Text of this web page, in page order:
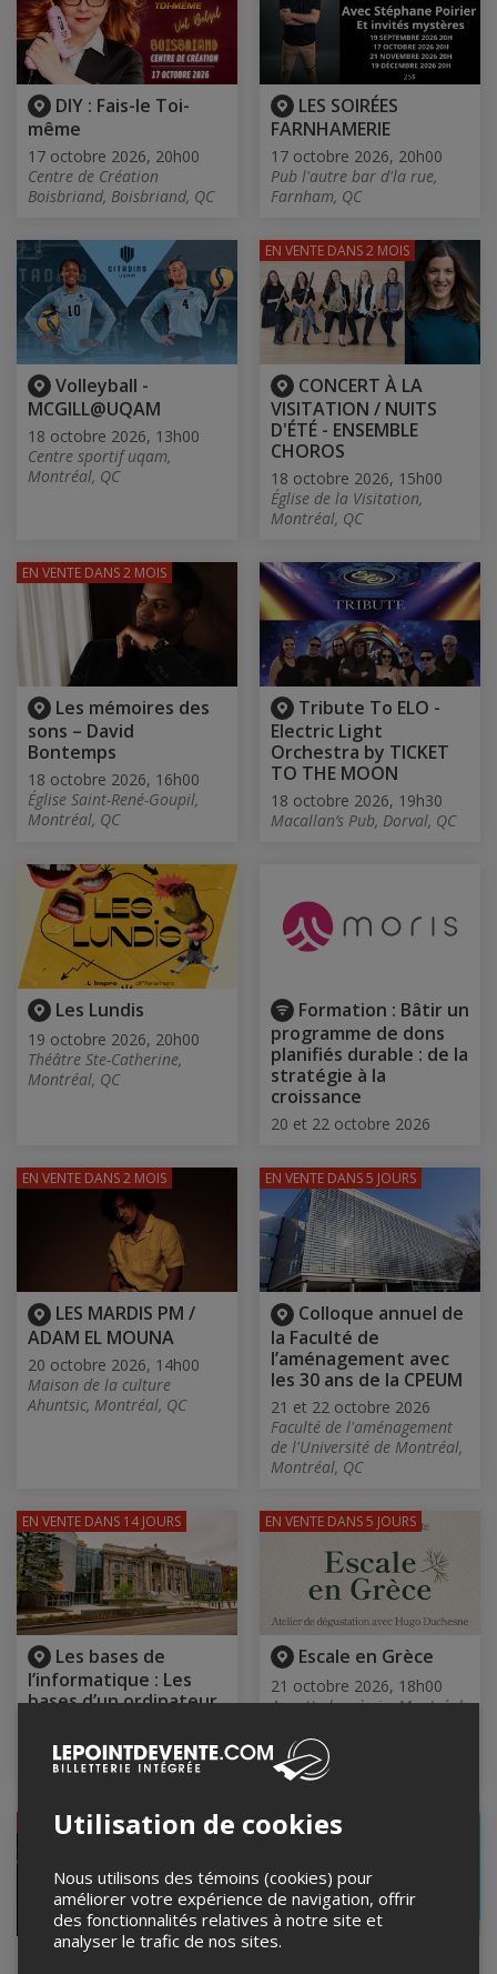
DIY : Fais-le Toi-
même
17 octobre 2026, 20h00
Centre de Création
Boisbriand, Boisbriand, QC
LES SOIRÉES
FARNHAMERIE
17 octobre 2026, 20h00
Pub l'autre bar d'la rue,
Farnham, QC
Volleyball -
MCGILL@UQAM
18 octobre 2026, 13h00
Centre sportif uqam,
Montréal, QC
CONCERT À LA
VISITATION / NUITS
D'ÉTÉ - ENSEMBLE
CHOROS
18 octobre 2026, 15h00
Église de la Visitation,
Montréal, QC
EN VENTE DANS 2 MOIS
Les mémoires des
sons – David
Bontemps
18 octobre 2026, 16h00
Église Saint-René-Goupil,
Montréal, QC
EN VENTE DANS 2 MOIS
Tribute To ELO -
Electric Light
Orchestra by TICKET
TO THE MOON
18 octobre 2026, 19h30
Macallan’s Pub, Dorval, QC
Les Lundis
19 octobre 2026, 20h00
Théâtre Ste-Catherine,
Montréal, QC
Formation : Bâtir un
programme de dons
planifiés durable : de la
stratégie à la
croissance
20 et 22 octobre 2026
LES MARDIS PM /
ADAM EL MOUNA
20 octobre 2026, 14h00
Maison de la culture
Ahuntsic, Montréal, QC
EN VENTE DANS 2 MOIS
Colloque annuel de
la Faculté de
l’aménagement avec
les 30 ans de la CPEUM
21 et 22 octobre 2026
Faculté de l'aménagement
de l'Université de Montréal,
Montréal, QC
EN VENTE DANS 5 JOURS
Les bases de
l’informatique : Les
bases d’un ordinateur
Bibliothèque Maisonneuve,
Montréal, QC
EN VENTE DANS 14 JOURS
Escale en Grèce
21 octobre 2026, 18h00
Annette bar à vin, Montréal,
EN VENTE DANS 5 JOURS
Les roses de Lorca -
EN VENTEDANS 2 MOIS
Utilisation de cookies
Nous utilisons des témoins (cookies) pour
améliorer votre expérience de navigation, offrir
des fonctionnalités relatives à notre site et
analyser le trafic de nos sites.